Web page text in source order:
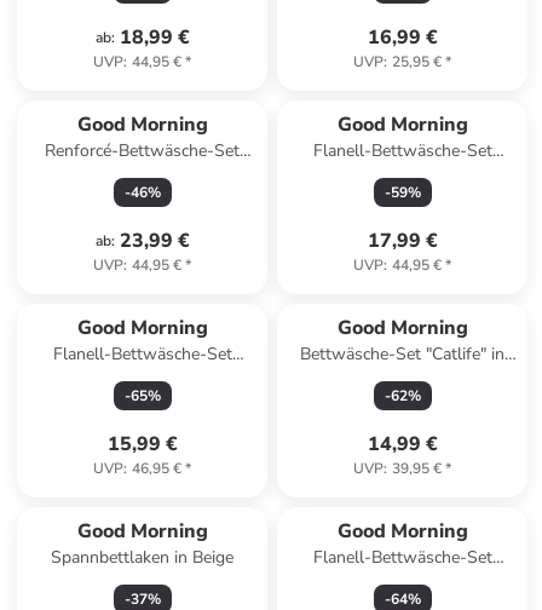
ab: 18,99 €
UVP: 44,95 €*
16,99 €
UVP: 25,95 €*
Good Morning
Renforcé-Bettwäsche-Set
"Quincy" in Weiß/ Grün/ Gold
-46%
ab: 23,99 €
UVP: 44,95 €*
Good Morning
Flanell-Bettwäsche-Set
"Toss" in Weiß/ Hellblau
-59%
17,99 €
UVP: 44,95 €*
Good Morning
Flanell-Bettwäsche-Set
"Senzi" in Grün/ Rosa
-65%
15,99 €
UVP: 46,95 €*
Good Morning
Bettwäsche-Set "Catlife" in
Beige
-62%
14,99 €
UVP: 39,95 €*
Good Morning
Spannbettlaken in Beige
-37%
Good Morning
Flanell-Bettwäsche-Set
"Pengu" in Hellblau
-64%